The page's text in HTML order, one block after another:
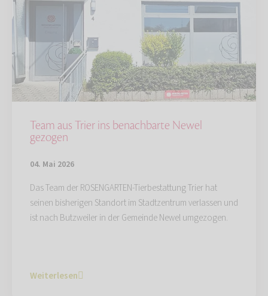
Team aus Trier ins benachbarte Newel
gezogen
04. Mai 2026
Das Team der ROSENGARTEN-Tierbestattung Trier hat
seinen bisherigen Standort im Stadtzentrum verlassen und
ist nach Butzweiler in der Gemeinde Newel umgezogen.
Weiterlesen